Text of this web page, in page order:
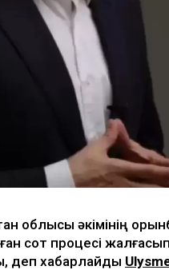
облысы әкімінің
сот процесі
деп хабарлайды